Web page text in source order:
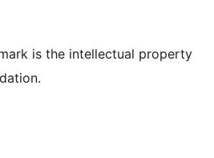
is the intellectual property